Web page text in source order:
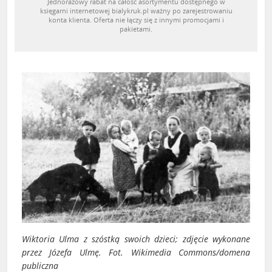
księgarni internetowej bialykruk.pl ważny po zarejestrowaniu
konta klienta. Oferta nie łączy się z innymi promocjami i
pakietami.
Wiktoria Ulma z szóstką swoich dzieci; zdjęcie wykonane
przez Józefa Ulmę. Fot. Wikimedia Commons/domena
publiczna